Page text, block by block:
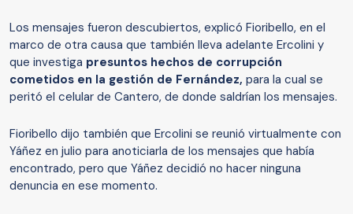
Los mensajes fueron descubiertos, explicó Fioribello, en el
marco de otra causa que también lleva adelante Ercolini y
que investiga presuntos hechos de corrupción
cometidos en la gestión de Fernández, para la cual se
peritó el celular de Cantero, de donde saldrían los mensajes.
Fioribello dijo también que Ercolini se reunió virtualmente con
Yáñez en julio para anoticiarla de los mensajes que había
encontrado, pero que Yáñez decidió no hacer ninguna
denuncia en ese momento.